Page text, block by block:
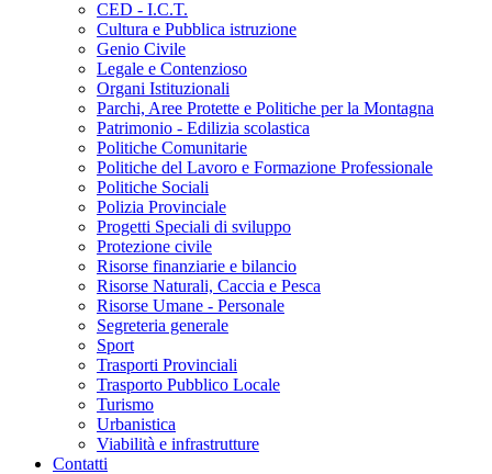
CED - I.C.T.
Cultura e Pubblica istruzione
Genio Civile
Legale e Contenzioso
Organi Istituzionali
Parchi, Aree Protette e Politiche per la Montagna
Patrimonio - Edilizia scolastica
Politiche Comunitarie
Politiche del Lavoro e Formazione Professionale
Politiche Sociali
Polizia Provinciale
Progetti Speciali di sviluppo
Protezione civile
Risorse finanziarie e bilancio
Risorse Naturali, Caccia e Pesca
Risorse Umane - Personale
Segreteria generale
Sport
Trasporti Provinciali
Trasporto Pubblico Locale
Turismo
Urbanistica
Viabilità e infrastrutture
Contatti